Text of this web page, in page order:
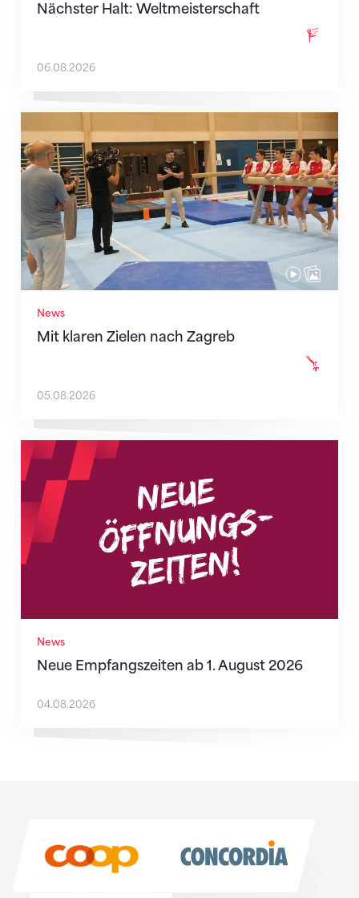
Nächster Halt: Weltmeisterschaft
06.08.2026
News
Mit klaren Zielen nach Zagreb
Mit klaren Zielen nach Zagreb
05.08.2026
News
Neue Empfangszeiten ab 1. August 2026
Neue Empfangszeiten ab 1. August 2026
04.08.2026